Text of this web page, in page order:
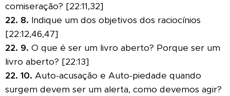
comiseração? [22:11,32]
22. 8. Indique um dos objetivos dos raciocínios
[22:12,46,47]
22. 9. O que é ser um livro aberto? Porque ser um
livro aberto? [22:13]
22. 10. Auto-acusação e Auto-piedade quando
surgem devem ser um alerta, como devemos agir?